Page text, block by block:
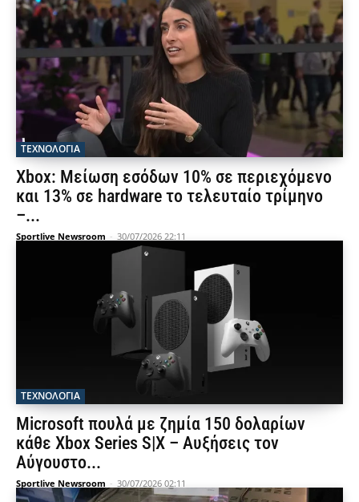
ΤΕΧΝΟΛΟΓΙΑ
Xbox: Μείωση εσόδων 10% σε περιεχόμενο
και 13% σε hardware το τελευταίο τρίμηνο
–...
Sportlive Newsroom - 30/07/2026 22:11
ΤΕΧΝΟΛΟΓΙΑ
Microsoft πουλά με ζημία 150 δολαρίων
κάθε Xbox Series S|X – Αυξήσεις τον
Αύγουστο...
Sportlive Newsroom - 30/07/2026 02:11